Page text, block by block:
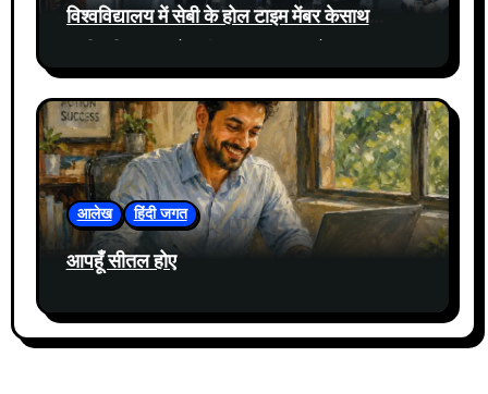
विश्वविद्यालय में सेबी के होल टाइम मेंबर केसाथ
आयोजित
आलेख हिंदी जगत
आपहूँ सीतल होए